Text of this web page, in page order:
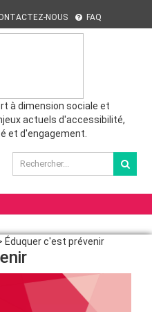
NOUS FAQ
à dimension sociale et
actuels d'accessibilité,
et d'engagement.
Éduquer c'est prévenir